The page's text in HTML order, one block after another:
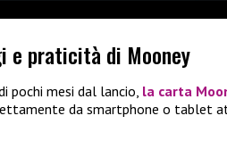
e praticità di Mooney
pochi mesi dal lancio, la carta
da smartphone o tablet